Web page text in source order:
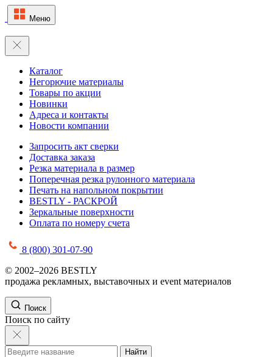
Меню
Каталог
Негорючие материалы
Товары по акции
Новинки
Адреса и контакты
Новости компании
Запросить акт сверки
Доставка заказа
Резка материала в размер
Поперечная резка рулонного материала
Печать на напольном покрытии
BESTLY - РАСКРОЙ
Зеркальные поверхности
Оплата по номеру счета
8 (800) 301-07-90
© 2002–2026 BESTLY
продажа рекламных, выставочных и event материалов
Поиск
Поиск по сайту
Найти